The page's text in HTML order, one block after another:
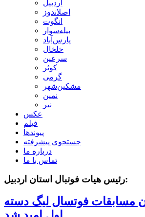
اردبیل
اصلاندوز
انگوت
بیله‌سوار
پارس‌آباد
خلخال
سرعین
کوثر
گرمی
مشکین‌شهر
نمین
نیر
عکس
فیلم
پیوندها
جستجوی پیشرفته
درباره ما
تماس با ما
رئیس هیات فوتبال استان اردبیل:
مسابقات فوتسال لیگ دسته